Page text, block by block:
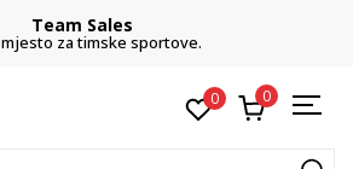
Team Sales
mjesto za timske sportove.
0 0